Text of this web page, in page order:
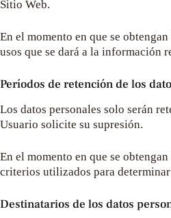
Sitio Web.
En el momento en que se
usos que se dará a la información
Períodos de retención de los
Los datos personales solo serán
Usuario solicite su supresión.
En el momento en que se
criterios utilizados para determinar
Destinatarios de los datos